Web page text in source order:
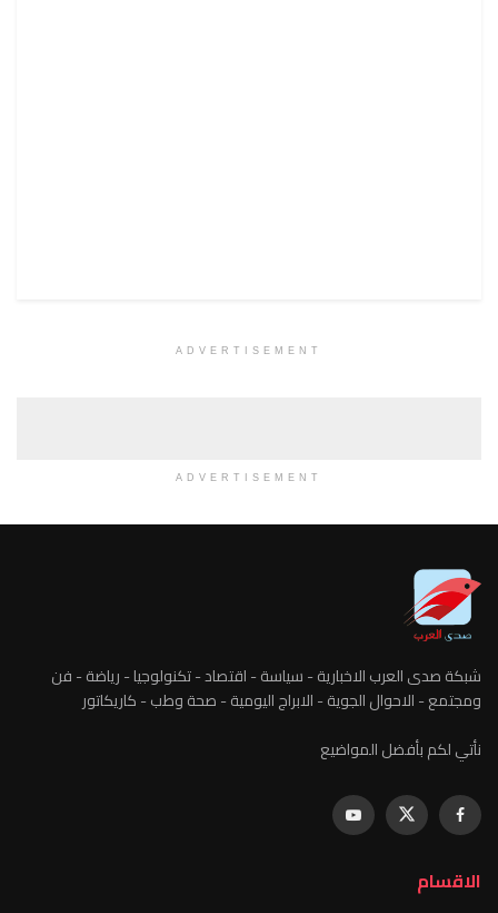
ADVERTISEMENT
ADVERTISEMENT
شبكة صدى العرب الاخبارية - سياسة - اقتصاد - تكنولوجيا - رياضة - فن
ومجتمع - الاحوال الجوية - الابراج اليومية - صحة وطب - كاريكاتور
نأتي لكم بأفضل المواضيع
الاقسام